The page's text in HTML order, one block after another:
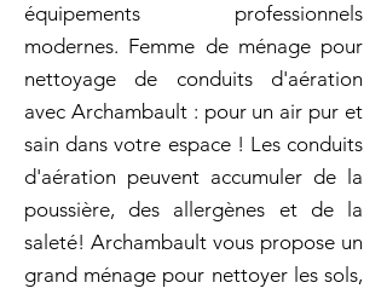
équipements professionnels
modernes. Femme de ménage pour
nettoyage de conduits d'aération
avec Archambault : pour un air pur et
sain dans votre espace ! Les conduits
d'aération peuvent accumuler de la
poussière, des allergènes et de la
saleté! Archambault vous propose un
grand ménage pour nettoyer les sols,